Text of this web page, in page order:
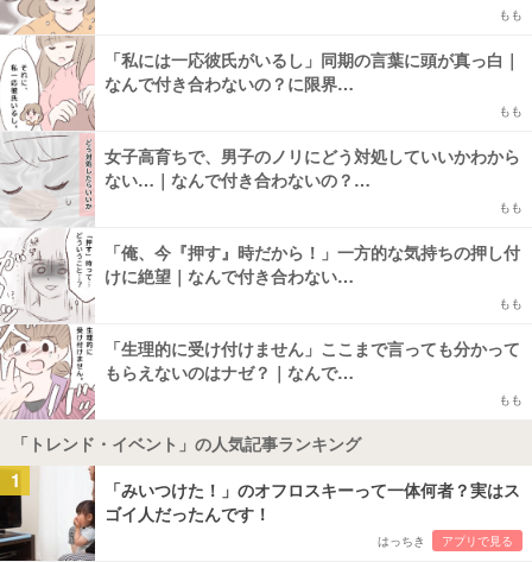
もも
「私には一応彼氏がいるし」同期の言葉に頭が真っ白｜
なんで付き合わないの？に限界…
もも
女子高育ちで、男子のノリにどう対処していいかわから
ない…｜なんで付き合わないの？…
もも
「俺、今『押す』時だから！」一方的な気持ちの押し付
けに絶望｜なんで付き合わない…
もも
「生理的に受け付けません」ここまで言っても分かって
もらえないのはナゼ？｜なんで…
もも
「トレンド・イベント」の人気記事ランキング
1
「みいつけた！」のオフロスキーって一体何者？実はス
ゴイ人だったんです！
はっちき アプリで見る